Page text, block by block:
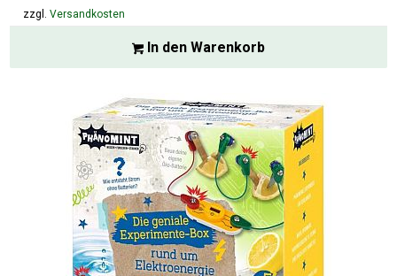
zzgl.Versandkosten
In den Warenkorb